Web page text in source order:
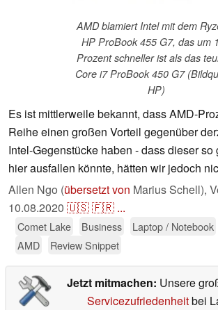
AMD blamiert Intel mit dem
HP ProBook 455 G7, das um
Prozent schneller ist als das
Core i7 ProBook 450 G7
HP)
Es ist mittlerweile bekannt, dass AMD-
Reihe einen großen Vorteil gegenüber
Intel-Gegenstücke haben - dass dieser
hier ausfallen könnte, hätten wir jedoch
Allen Ngo (übersetzt von Marius Schell),
10.08.2020 🇺🇸🇫🇷 ...
Comet Lake Business Laptop / Notebook
AMD
Review Snippet
Jetzt mitmachen: Unsere
Servicezufriedenheitbei